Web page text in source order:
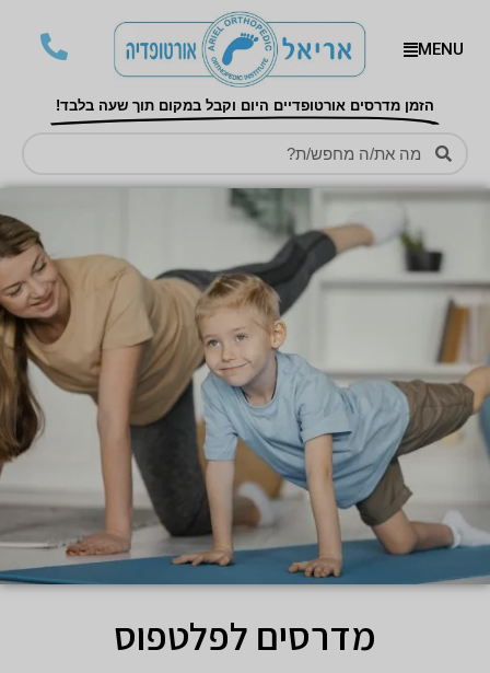
MENU
הזמן מדרסים אורטופדיים היום וקבל במקום תוך שעה בלבד!
מדרסים לפלטפוס